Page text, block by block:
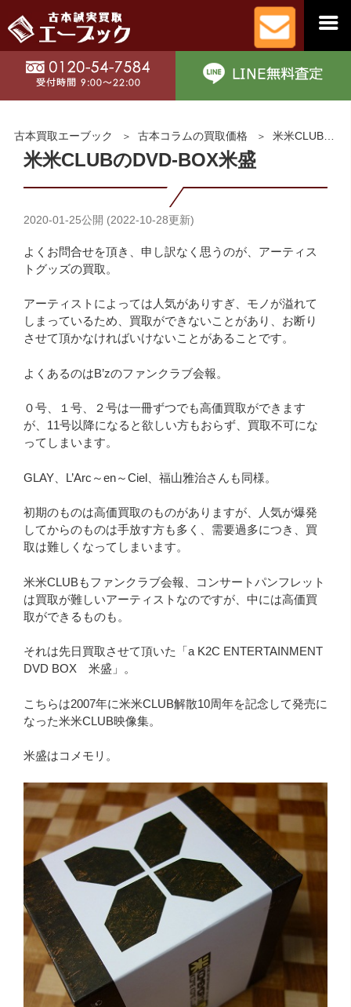
古本買取エーブック 古本コラムの買取価格 米米CLUBのDVD-BOX米盛
米米CLUBのDVD-BOX米盛
2020-01-25公開 (2022-10-28更新)
よくお問合せを頂き、申し訳なく思うのが、アーティス
トグッズの買取。
アーティストによっては人気がありすぎ、モノが溢れて
しまっているため、買取ができないことがあり、お断り
させて頂かなければいけないことがあることです。
よくあるのはB’zのファンクラブ会報。
０号、１号、２号は一冊ずつでも高価買取ができます
が、11号以降になると欲しい方もおらず、買取不可にな
ってしまいます。
GLAY、L’Arc～en～Ciel、福山雅治さんも同様。
初期のものは高価買取のものがありますが、人気が爆発
してからのものは手放す方も多く、需要過多につき、買
取は難しくなってしまいます。
米米CLUBもファンクラブ会報、コンサートパンフレット
は買取が難しいアーティストなのですが、中には高価買
取ができるものも。
それは先日買取させて頂いた「a K2C ENTERTAINMENT
DVD BOX 米盛」。
こちらは2007年に米米CLUB解散10周年を記念して発売に
なった米米CLUB映像集。
米盛はコメモリ。